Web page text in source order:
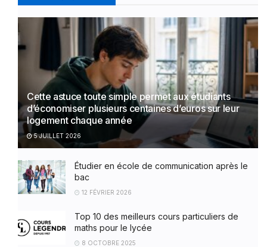
Cette astuce toute simple permet aux étudiants
d’économiser plusieurs centaines d’euros sur leur
logement chaque année
5 JUILLET 2026
Étudier en école de communication après le
bac
12 FÉVRIER 2026
Top 10 des meilleurs cours particuliers de
maths pour le lycée
8 OCTOBRE 2025